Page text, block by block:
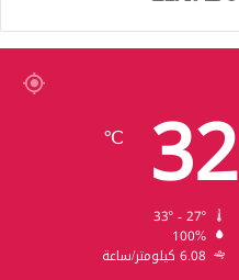
32
℃
100%
6.08 كيلومتر/ساعة